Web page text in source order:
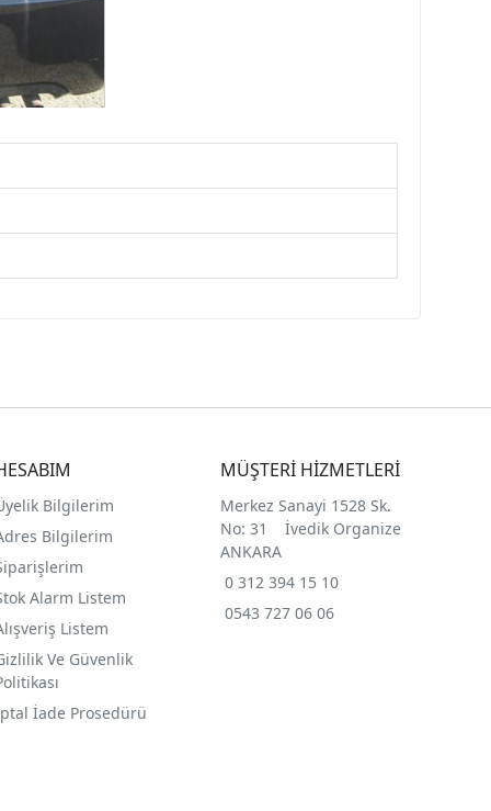
Bilgilerim
Bilgilerim
Alarm Listem
Listem
Ve Güvenlik
İade Prosedürü
MÜŞTERİ HİZMETLERİ
Merkez Sanayi 1528 Sk.
No: 31 İvedik Organize
ANKARA
0 312 394 15 10
0543 727 06 06